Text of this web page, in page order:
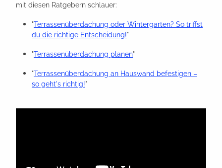
mit diesen Ratgebern schlauer:
"Terrassenüberdachung oder Wintergarten? So triffst
du die richtige Entscheidung!"
"Terrassenüberdachung planen"
"Terrassenüberdachung an Hauswand befestigen –
so geht's richtig!"